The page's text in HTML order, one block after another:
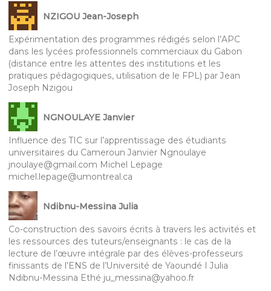
NZIGOU Jean-Joseph
Expérimentation des programmes rédigés selon l’APC
dans les lycées professionnels commerciaux du Gabon
(distance entre les attentes des institutions et les
pratiques pédagogiques, utilisation de le FPL) par Jean
Joseph Nzigou
NGNOULAYE Janvier
Influence des TIC sur l’apprentissage des étudiants
universitaires du Cameroun Janvier Ngnoulaye
jnoulaye@gmail.com Michel Lepage
michel.lepage@umontreal.ca
Ndibnu-Messina Julia
Co-construction des savoirs écrits à travers les activités et
les ressources des tuteurs/enseignants : le cas de la
lecture de l’œuvre intégrale par des élèves-professeurs
finissants de l’ENS de l’Université de Yaoundé I Julia
Ndibnu-Messina Ethé ju_messina@yahoo.fr